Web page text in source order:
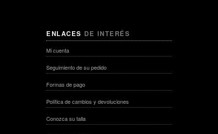
ENLACES DE INTERÉS
Mi cuenta
Seguimiento de su pedido
Formas de pago
Política de cambios y devoluciones
Conozca su talla